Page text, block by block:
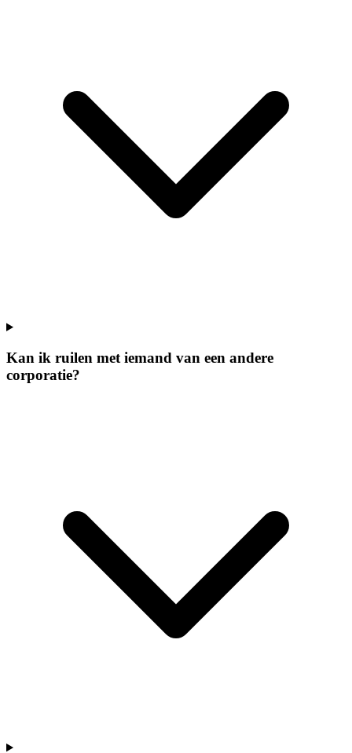
Kan ik ruilen met iemand van een andere
corporatie?